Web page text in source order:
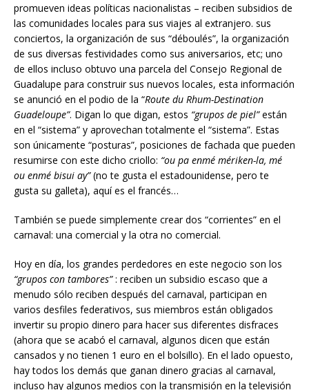
promueven ideas políticas nacionalistas – reciben subsidios de
las comunidades locales para sus viajes al extranjero. sus
conciertos, la organización de sus “déboulés”, la organización
de sus diversas festividades como sus aniversarios, etc; uno
de ellos incluso obtuvo una parcela del Consejo Regional de
Guadalupe para construir sus nuevos locales, esta información
se anunció en el podio de la “Route du Rhum-Destination
Guadeloupe”. Digan lo que digan, estos “grupos de piel”están
en el “sistema” y aprovechan totalmente el “sistema”. Estas
son únicamente “posturas”, posiciones de fachada que pueden
resumirse con este dicho criollo: “ou pa enmé mériken-la, mé
ou enmé bisui ay”(no te gusta el estadounidense, pero te
gusta su galleta), aquí es el francés…
También se puede simplemente crear dos “corrientes” en el
carnaval: una comercial y la otra no comercial.
Hoy en día, los grandes perdedores en este negocio son los
“grupos con tambores”: reciben un subsidio escaso que a
menudo sólo reciben después del carnaval, participan en
varios desfiles federativos, sus miembros están obligados
invertir su propio dinero para hacer sus diferentes disfraces
(ahora que se acabó el carnaval, algunos dicen que están
cansados y no tienen 1 euro en el bolsillo). En el lado opuesto,
hay todos los demás que ganan dinero gracias al carnaval,
incluso hay algunos medios con la transmisión en la televisión